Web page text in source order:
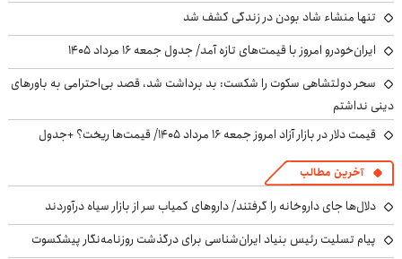
تنها منشاء شاد بودن در زندگی کشف شد
ایران‌خودرو امروز با قیمت‌های تازه آمد/ جدول جمعه ۱۶ مرداد ۱۴۰۵
سحر دولتشاهی سکوت را شکست: بد برداشت شد، قصد بی‌احترامی به باورهای
دینی نداشتم
قیمت دلار در بازار آزاد امروز جمعه ۱۶ مرداد ۱۴۰۵/ قیمت‌ها ریخت؟ +جدول
آخرین مطالب
دلال‌ها جای داروخانه را گرفتند/ داروهای کمیاب سر از بازار سیاه درآوردند
پیام تسلیت رئیس بنیاد ایران‌شناسی برای درگذشت روزنامه‌نگار پیشکسوت